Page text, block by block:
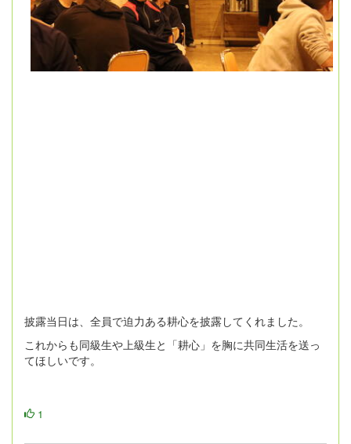
披露当日は、全員で迫力ある耕心を披露してくれました。
これからも同級生や上級生と「耕心」を胸に共同生活を送っ
てほしいです。
1